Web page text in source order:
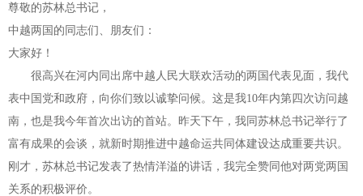
尊敬的苏林总书记，
中越两国的同志们、朋友们：
大家好！
很高兴在河内同出席中越人民大联欢活动的两国代表见面，我代
表中国党和政府，向你们致以诚挚问候。这是我10年内第四次访问越
南，也是我今年首次出访的首站。昨天下午，我同苏林总书记举行了
富有成果的会谈，就新时期推进中越命运共同体建设达成重要共识。
刚才，苏林总书记发表了热情洋溢的讲话，我完全赞同他对两党两国
关系的积极评价。